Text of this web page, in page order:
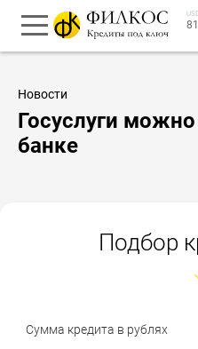
Новости
Госуслуги
банке
Подбор
Сумма кредита в рублях